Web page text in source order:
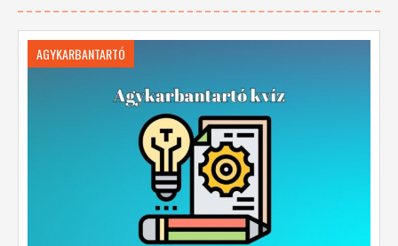
AGYKARBANTARTÓ